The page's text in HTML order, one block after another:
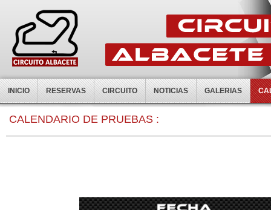
INICIO RESERVAS CIRCUITO NOTICIAS GALERIAS
CALENDARIO DE PRUEBAS :
0:00